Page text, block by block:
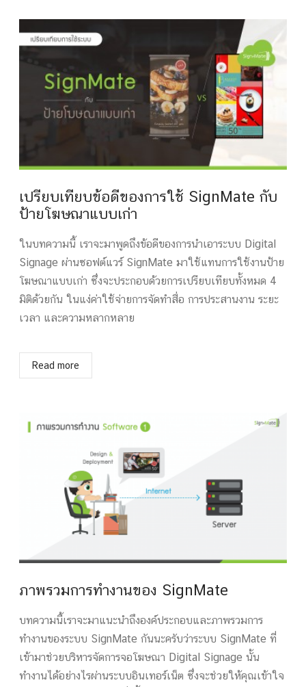
เปรียบเทียบข้อดีของการใช้ SignMate กับ
ป้ายโฆษณาแบบเก่า
ในบทความนี้ เราจะมาพูดถึงข้อดีของการนำเอาระบบ Digital
Signage ผ่านซอฟต์แวร์ SignMate มาใช้แทนการใช้งานป้าย
โฆษณาแบบเก่า ซึ่งจะประกอบด้วยการเปรียบเทียบทั้งหมด 4
มิติด้วยกัน ในแง่ค่าใช้จ่ายการจัดทำสื่อ การประสานงาน ระยะ
เวลา และความหลากหลาย
Read more
ภาพรวมการทำงานของ SignMate
บทความนี้เราจะมาแนะนำถึงองค์ประกอบและภาพรวมการ
ทำงานของระบบ SignMate กันนะครับว่าระบบ SignMate ที่
เข้ามาช่วยบริหารจัดการจอโฆษณา Digital Signage นั้น
ทำงานได้อย่างไรผ่านระบบอินเทอร์เน็ต ซึ่งจะช่วยให้คุณเข้าใจ